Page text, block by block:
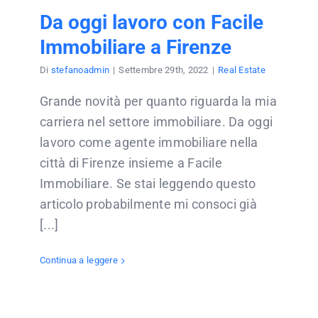
Da oggi lavoro con Facile
Immobiliare a Firenze
Di stefanoadmin | Settembre 29th, 2022 | Real Estate
Grande novità per quanto riguarda la mia
carriera nel settore immobiliare. Da oggi
lavoro come agente immobiliare nella
città di Firenze insieme a Facile
Immobiliare. Se stai leggendo questo
articolo probabilmente mi consoci già
[...]
Continua a leggere